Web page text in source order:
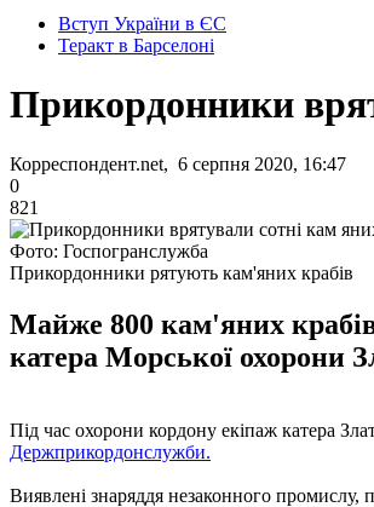
Вступ України в ЄС
Теракт в Барселоні
Прикордонники
Корреспондент.net, 6 серпня 2020, 16:47
0
821
Фото: Госпогранслужба
Прикордонники рятують кам'яних крабів
Майже 800 кам'яних
катера Морської охорони
Під час охорони кордону екіпаж катера
Держприкордонслужби.
Виявлені знаряддя незаконного